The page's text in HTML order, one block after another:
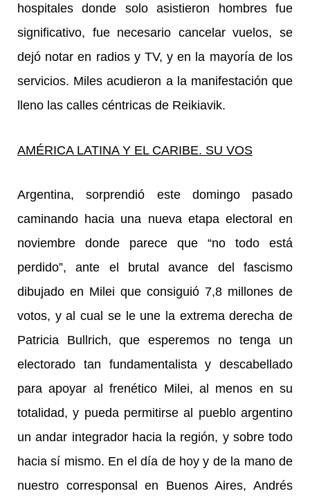
hospitales donde solo asistieron hombres fue
significativo, fue necesario cancelar vuelos, se
dejó notar en radios y TV, y en la mayoría de los
servicios. Miles acudieron a la manifestación que
lleno las calles céntricas de Reikiavik.
AMÉRICA LATINA Y EL CARIBE. SU VOS
Argentina, sorprendió este domingo pasado
caminando hacia una nueva etapa electoral en
noviembre donde parece que “no todo está
perdido”, ante el brutal avance del fascismo
dibujado en Milei que consiguió 7,8 millones de
votos, y al cual se le une la extrema derecha de
Patricia Bullrich, que esperemos no tenga un
electorado tan fundamentalista y descabellado
para apoyar al frenético Milei, al menos en su
totalidad, y pueda permitirse al pueblo argentino
un andar integrador hacia la región, y sobre todo
hacia sí mismo. En el día de hoy y de la mano de
nuestro corresponsal en Buenos Aires, Andrés